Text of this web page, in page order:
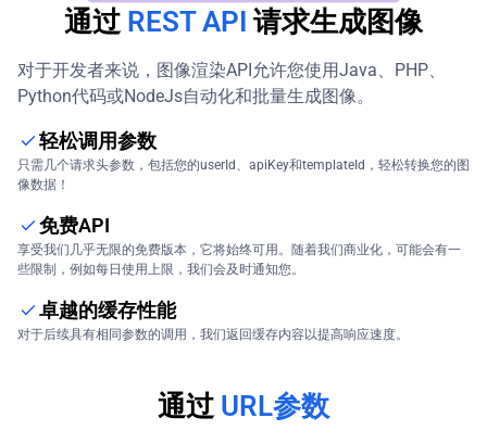
通过 REST API 请求生成图像
对于开发者来说，图像渲染API允许您使用Java、PHP、
Python代码或NodeJs自动化和批量生成图像。
轻松调用参数
只需几个请求头参数，包括您的userId、apiKey和templateId，轻松转换您的图
像数据！
免费API
享受我们几乎无限的免费版本，它将始终可用。随着我们商业化，可能会有一
些限制，例如每日使用上限，我们会及时通知您。
卓越的缓存性能
对于后续具有相同参数的调用，我们返回缓存内容以提高响应速度。
通过URL参数